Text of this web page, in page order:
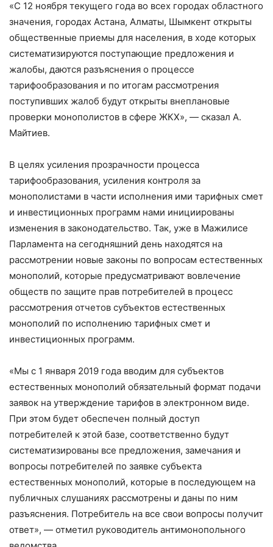
«С 12 ноября текущего года во всех городах областного
значения, городах Астана, Алматы, Шымкент открыты
общественные приемы для населения, в ходе которых
систематизируются поступающие предложения и
жалобы, даются разъяснения о процессе
тарифообразования и по итогам рассмотрения
поступивших жалоб будут открыты внеплановые
проверки монополистов в сфере ЖКХ», — сказал А.
Майтиев.
В целях усиления прозрачности процесса
тарифообразования, усиления контроля за
монополистами в части исполнения ими тарифных смет
и инвестиционных программ нами инициированы
изменения в законодательство. Так, уже в Мажилисе
Парламента на сегодняшний день находятся на
рассмотрении новые законы по вопросам естественных
монополий, которые предусматривают вовлечение
обществ по защите прав потребителей в процесс
рассмотрения отчетов субъектов естественных
монополий по исполнению тарифных смет и
инвестиционных программ.
«Мы с 1 января 2019 года вводим для субъектов
естественных монополий обязательный формат подачи
заявок на утверждение тарифов в электронном виде.
При этом будет обеспечен полный доступ
потребителей к этой базе, соответственно будут
систематизированы все предложения, замечания и
вопросы потребителей по заявке субъекта
естественных монополий, которые в последующем на
публичных слушаниях рассмотрены и даны по ним
разъяснения. Потребитель на все свои вопросы получит
ответ», — отметил руководитель антимонопольного